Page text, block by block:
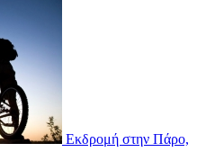
Εκδρομή στην Πάρο,